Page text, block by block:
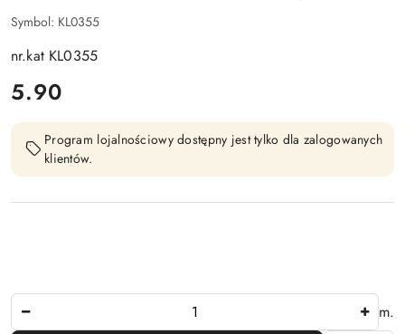
Symbol: KL0355
nr.kat KL0355
cena:
5.90
Program lojalnościowy dostępny jest tylko dla zalogowanych
klientów.
m.